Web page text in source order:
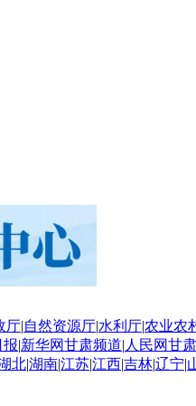
厅|自然资源厅|水利厅|农业农
报|新华网甘肃频道| 人民网甘
北|湖南|江苏|江西|吉林|辽宁|